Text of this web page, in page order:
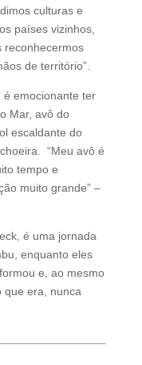
culturas e
países vizinhos,
reconhecermos
de território”.
é emocionante ter
Mar, avô do
escaldante do
“Meu avô é
tempo e
muito grande” –
é uma jornada
enquanto eles
e, ao mesmo
que era, nunca